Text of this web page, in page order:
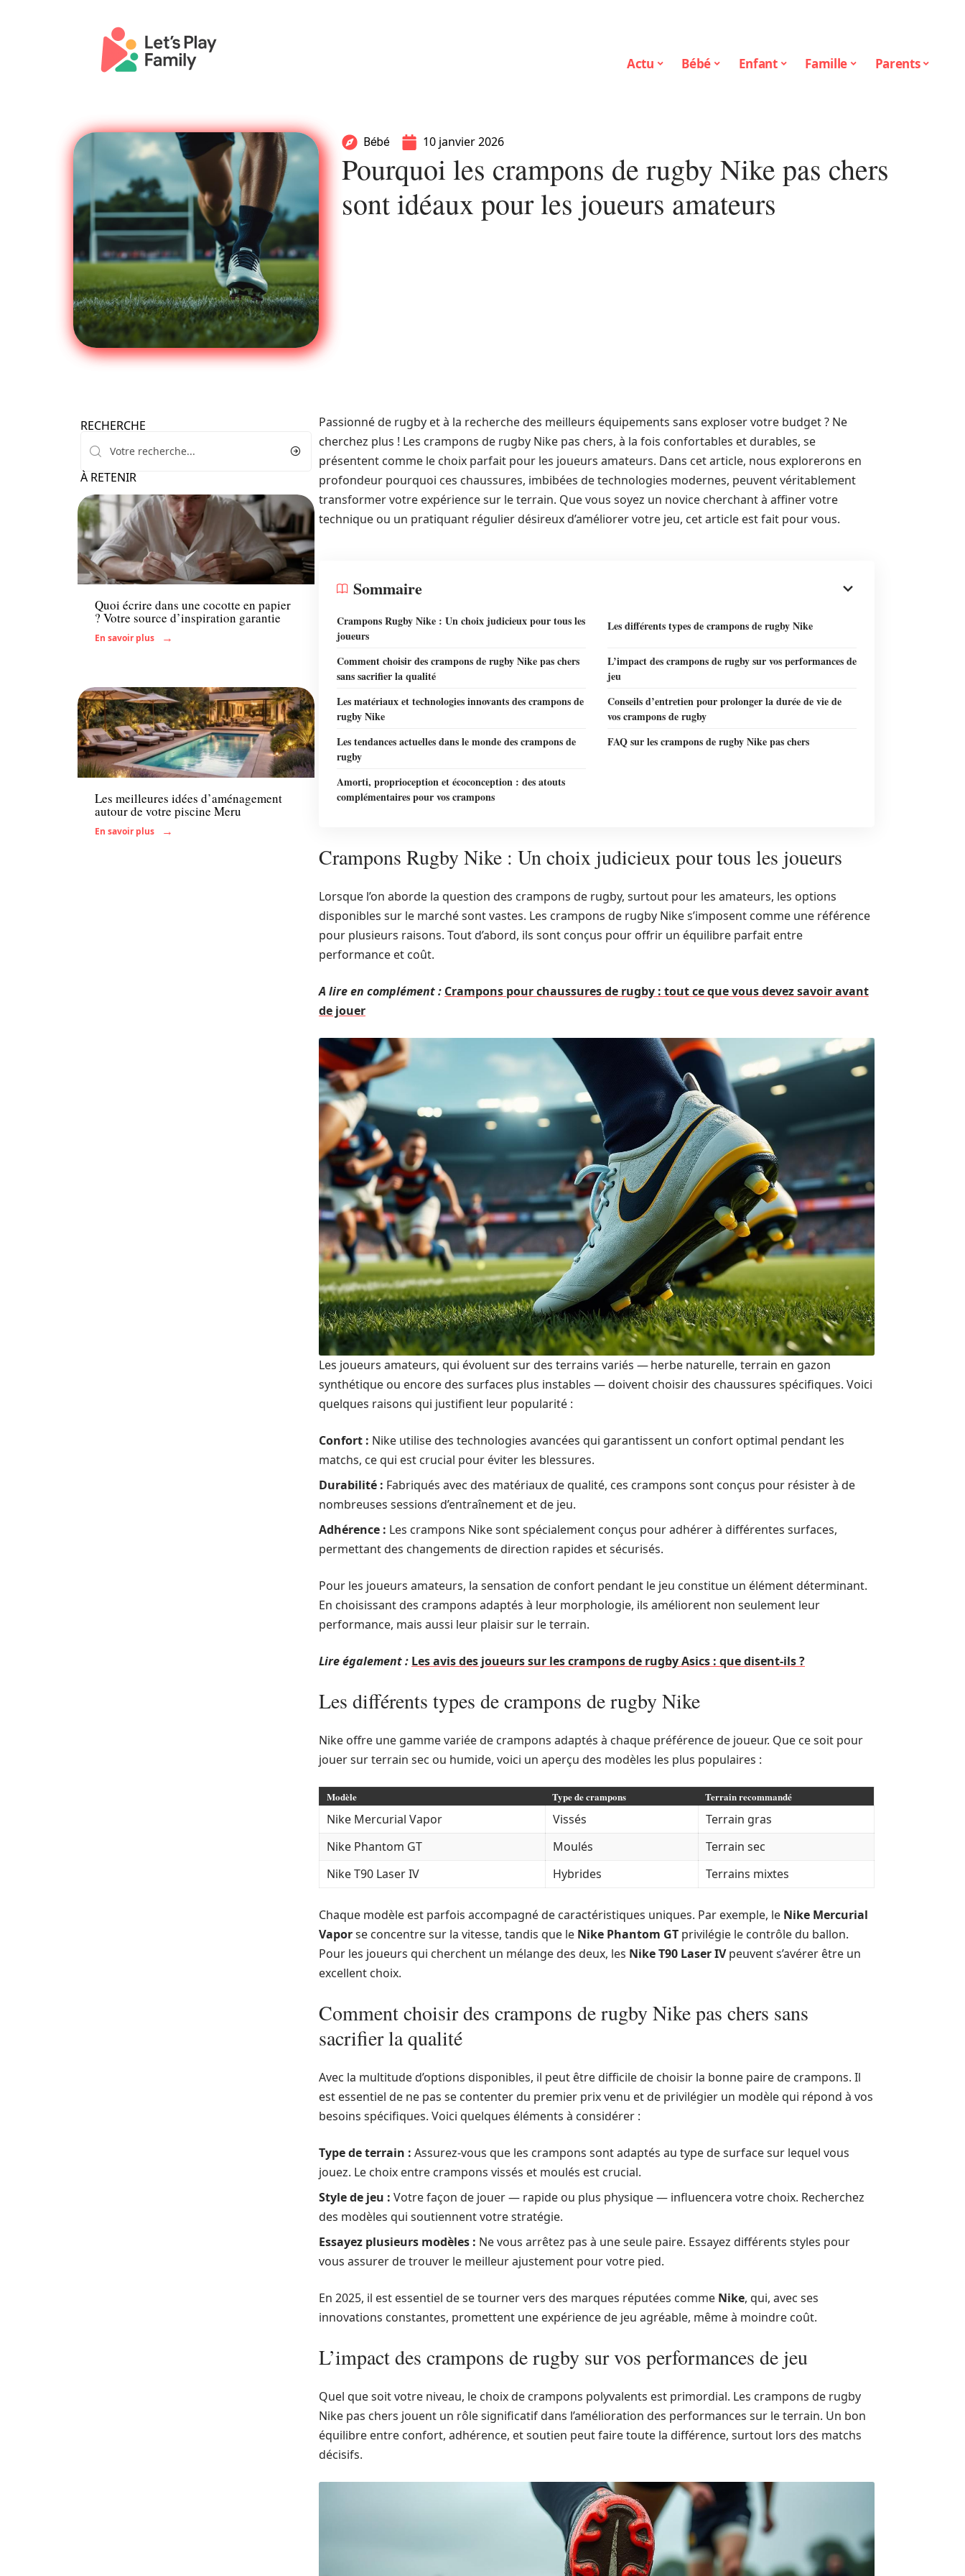
Actu Bébé Enfant Famille Parents
Bébé 10 janvier 2026
Pourquoi les crampons de rugby Nike pas chers
sont idéaux pour les joueurs amateurs
RECHERCHE
À RETENIR
Parents
Quoi écrire dans une cocotte en papier
? Votre source d’inspiration garantie
En savoir plus
Enfant
Les meilleures idées d’aménagement
autour de votre piscine Meru
En savoir plus
Passionné de rugby et à la recherche des meilleurs équipements sans exploser votre budget ? Ne
cherchez plus ! Les crampons de rugby Nike pas chers, à la fois confortables et durables, se
présentent comme le choix parfait pour les joueurs amateurs. Dans cet article, nous explorerons en
profondeur pourquoi ces chaussures, imbibées de technologies modernes, peuvent véritablement
transformer votre expérience sur le terrain. Que vous soyez un novice cherchant à affiner votre
technique ou un pratiquant régulier désireux d’améliorer votre jeu, cet article est fait pour vous.
Sommaire
Crampons Rugby Nike : Un choix judicieux pour tous les
joueurs
Les différents types de crampons de rugby Nike
Comment choisir des crampons de rugby Nike pas chers
sans sacrifier la qualité
L’impact des crampons de rugby sur vos performances de
jeu
Les matériaux et technologies innovants des crampons de
rugby Nike
Conseils d’entretien pour prolonger la durée de vie de
vos crampons de rugby
Les tendances actuelles dans le monde des crampons de
rugby
FAQ sur les crampons de rugby Nike pas chers
Amorti, proprioception et écoconception : des atouts
complémentaires pour vos crampons
Crampons Rugby Nike : Un choix judicieux pour tous les joueurs
Lorsque l’on aborde la question des crampons de rugby, surtout pour les amateurs, les options
disponibles sur le marché sont vastes. Les crampons de rugby Nike s’imposent comme une référence
pour plusieurs raisons. Tout d’abord, ils sont conçus pour offrir un équilibre parfait entre
performance et coût.
A lire en complément : Crampons pour chaussures de rugby : tout ce que vous devez savoir avant
de jouer
Les joueurs amateurs, qui évoluent sur des terrains variés — herbe naturelle, terrain en gazon
synthétique ou encore des surfaces plus instables — doivent choisir des chaussures spécifiques. Voici
quelques raisons qui justifient leur popularité :
Confort : Nike utilise des technologies avancées qui garantissent un confort optimal pendant les
matchs, ce qui est crucial pour éviter les blessures.
Durabilité : Fabriqués avec des matériaux de qualité, ces crampons sont conçus pour résister à de
nombreuses sessions d’entraînement et de jeu.
Adhérence : Les crampons Nike sont spécialement conçus pour adhérer à différentes surfaces,
permettant des changements de direction rapides et sécurisés.
Pour les joueurs amateurs, la sensation de confort pendant le jeu constitue un élément déterminant.
En choisissant des crampons adaptés à leur morphologie, ils améliorent non seulement leur
performance, mais aussi leur plaisir sur le terrain.
Lire également : Les avis des joueurs sur les crampons de rugby Asics : que disent-ils ?
Les différents types de crampons de rugby Nike
Nike offre une gamme variée de crampons adaptés à chaque préférence de joueur. Que ce soit pour
jouer sur terrain sec ou humide, voici un aperçu des modèles les plus populaires :
Modèle Type de crampons Terrain recommandé
Nike Mercurial Vapor Vissés
Terrain gras
Nike Phantom GT
Moulés
Terrain sec
Nike T90 Laser IV
Hybrides Terrains mixtes
Chaque modèle est parfois accompagné de caractéristiques uniques. Par exemple, le Nike Mercurial
Vaporse concentre sur la vitesse, tandis que le Nike Phantom GT privilégie le contrôle du ballon.
Pour les joueurs qui cherchent un mélange des deux, les Nike T90 Laser IVpeuvent s’avérer être un
excellent choix.
Comment choisir des crampons de rugby Nike pas chers sans
sacrifier la qualité
Avec la multitude d’options disponibles, il peut être difficile de choisir la bonne paire de crampons. Il
est essentiel de ne pas se contenter du premier prix venu et de privilégier un modèle qui répond à vos
besoins spécifiques. Voici quelques éléments à considérer :
Type de terrain : Assurez-vous que les crampons sont adaptés au type de surface sur lequel vous
jouez. Le choix entre crampons vissés et moulés est crucial.
Style de jeu : Votre façon de jouer — rapide ou plus physique — influencera votre choix. Recherchez
des modèles qui soutiennent votre stratégie.
Essayez plusieurs modèles : Ne vous arrêtez pas à une seule paire. Essayez différents styles pour
vous assurer de trouver le meilleur ajustement pour votre pied.
En 2025, il est essentiel de se tourner vers des marques réputées comme Nike, qui, avec ses
innovations constantes, promettent une expérience de jeu agréable, même à moindre coût.
L’impact des crampons de rugby sur vos performances de jeu
Quel que soit votre niveau, le choix de crampons polyvalents est primordial. Les crampons de rugby
Nike pas chers jouent un rôle significatif dans l’amélioration des performances sur le terrain. Un bon
équilibre entre confort, adhérence, et soutien peut faire toute la différence, surtout lors des matchs
décisifs.